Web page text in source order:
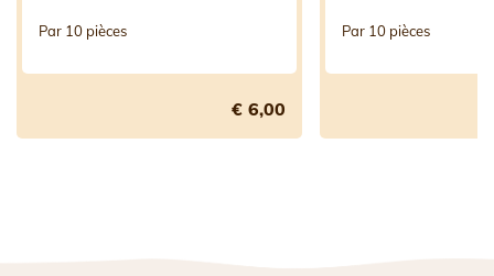
Par 10 pièces
€ 6,00
Par 10 pièces